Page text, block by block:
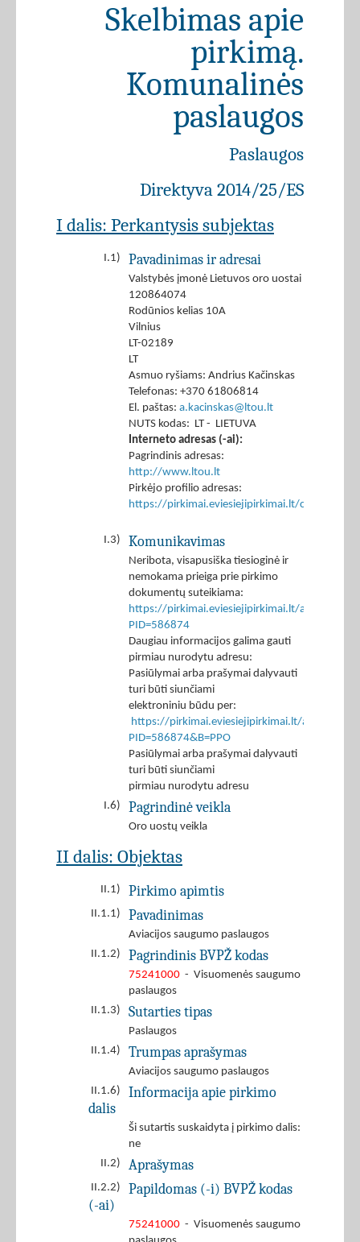
Skelbimas apie
pirkimą.
Komunalinės
paslaugos
Paslaugos
Direktyva 2014/25/ES
I dalis: Perkantysis subjektas
I.1) Pavadinimas ir adresai
Valstybės įmonė Lietuvos oro uostai
120864074
Rodūnios kelias 10A
Vilnius
LT-02189
LT
Asmuo ryšiams: Andrius Kačinskas
Telefonas: +370 61806814
El. paštas: a.kacinskas@ltou.lt
NUTS kodas: LT - LIETUVA
Interneto adresas (-ai):
Pagrindinis adresas:
http://www.ltou.lt
Pirkėjo profilio adresas:
https://pirkimai.eviesiejipirkimai.lt/ctm/
I.3) Komunikavimas
Neribota, visapusiška tiesioginė ir
nemokama prieiga prie pirkimo
dokumentų suteikiama:
https://pirkimai.eviesiejipirkimai.lt/app/rfq/
PID=586874
Daugiau informacijos galima gauti
pirmiau nurodytu adresu:
Pasiūlymai arba prašymai dalyvauti
turi būti siunčiami
elektroniniu būdu per:
https://pirkimai.eviesiejipirkimai.lt/app/rfq/
PID=586874&B=PPO
Pasiūlymai arba prašymai dalyvauti
turi būti siunčiami
pirmiau nurodytu adresu
I.6)
Pagrindinė veikla
Oro uostų veikla
II dalis: Objektas
II.1) Pirkimo apimtis
II.1.1) Pavadinimas
Aviacijos saugumo paslaugos
II.1.2)
Pagrindinis BVPŽ kodas
75241000 - Visuomenės saugumo
paslaugos
II.1.3)
Sutarties tipas
Paslaugos
II.1.4)
Trumpas aprašymas
Aviacijos saugumo paslaugos
II.1.6)
Informacija apie pirkimo
dalis
Ši sutartis suskaidyta į pirkimo dalis:
ne
II.2)
Aprašymas
II.2.2)
Papildomas (-i) BVPŽ kodas
(-ai)
75241000 - Visuomenės saugumo